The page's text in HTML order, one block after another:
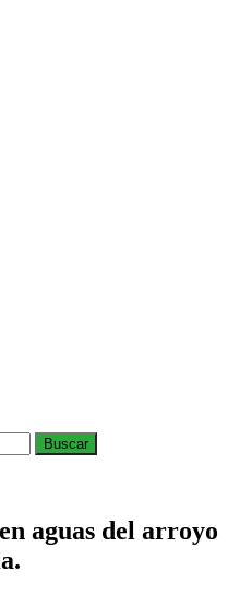
aguas del arroyo